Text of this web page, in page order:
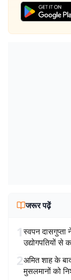
जरूर पढ़ें
1स्वपन दासगुप्ता
उद्योगपतियों से
2अमित शाह के
मुसलमानों को